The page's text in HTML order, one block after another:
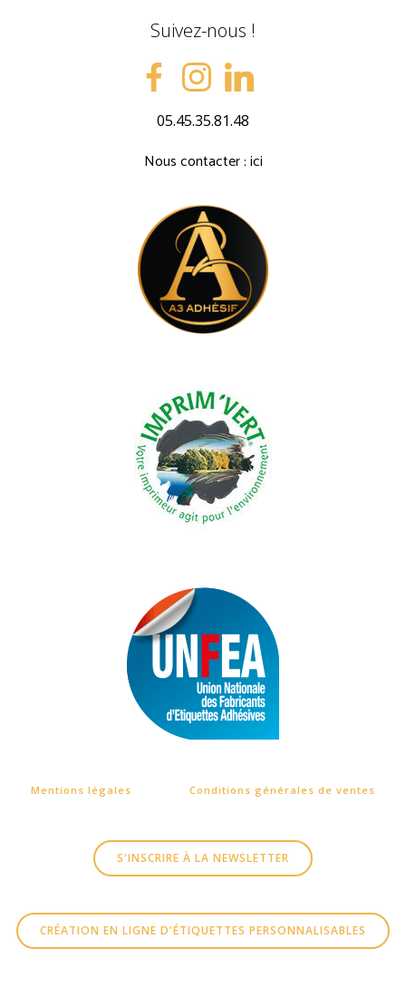
Suivez-nous !
05.45.35.81.48
Nous contacter : ici
Mentions légales Conditions générales de ventes
S'INSCRIRE À LA NEWSLETTER
CRÉATION EN LIGNE D'ÉTIQUETTES PERSONNALISABLES